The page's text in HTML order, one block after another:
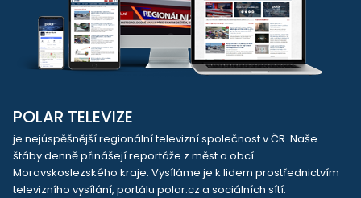
POLAR TELEVIZE
je nejúspěšnější regionální televizní společnost v ČR. Naše
štáby denně přinášejí reportáže z měst a obcí
Moravskoslezského kraje. Vysíláme je k lidem prostřednictvím
televizního vysílání, portálu polar.cz a sociálních sítí.